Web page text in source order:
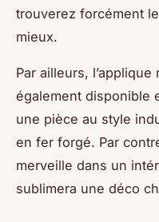
trouverez forcément
mieux.
Par ailleurs,
également disponible
une pièce au style
en fer forgé. Par
merveille dans un
sublimera une déco